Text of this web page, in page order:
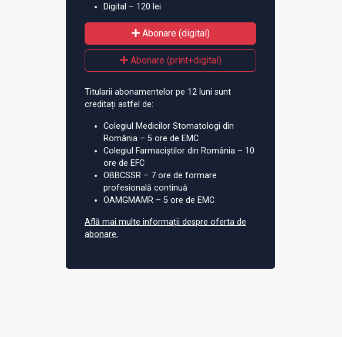
Digital – 120 lei
Abonare (digital)
Abonare (print+digital)
Titularii abonamentelor pe 12 luni sunt
creditați astfel de:
Colegiul Medicilor Stomatologi din
România – 5 ore de EMC
Colegiul Farmaciștilor din România – 10
ore de EFC
OBBCSSR – 7 ore de formare
profesională continuă
OAMGMAMR – 5 ore de EMC
Află mai multe informații despre oferta de
abonare.